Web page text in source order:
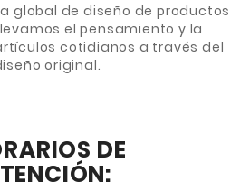
global de diseño de productos
el pensamiento y la
cotidianos a través del
original.
DE